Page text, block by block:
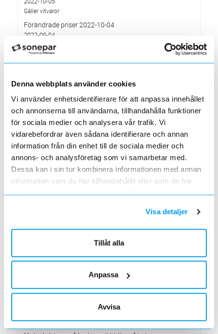
Denna webbplats använder cookies
Vi använder enhetsidentifierare för att anpassa innehållet
och annonserna till användarna, tillhandahålla funktioner
för sociala medier och analysera vår trafik. Vi
vidarebefordrar även sådana identifierare och annan
information från din enhet till de sociala medier och
annons- och analysföretag som vi samarbetar med.
Dessa kan i sin tur kombinera informationen med annan
information som du har tillhandahållit eller som de har
samlat in när du har använt deras tjänster.
Visa detaljer
Tillåt alla
Anpassa
Avvisa
Gäller vitvaror
Förändrade priser 2022-10-04
2022-09-04
Välkommen till våra nya lokaler i Södertälje
2022-05-31
Förändrade priser 2022-06-30
2022-05-27
Grundkurs för installatörer av Charge Amps produkter
2022-04-01
En grundläggande certifieringsutbildning för installatörer
Förändrade priser 2022-05-01
2022-03-31
Med anledning av stigande råvarupriser.
Ecovadis ger Elektroskandia högsta betyg inom
hållbarhetsarbete
2022-03-21
Elektroskandia högsta möjliga betyg, Platina, för företagets
Med anledning av Rysslands invasion av Ukraina
har Elektroskandia adresserat och tagit avstånd från alla
Förändrade priser 2022-04-01
2022-03-01